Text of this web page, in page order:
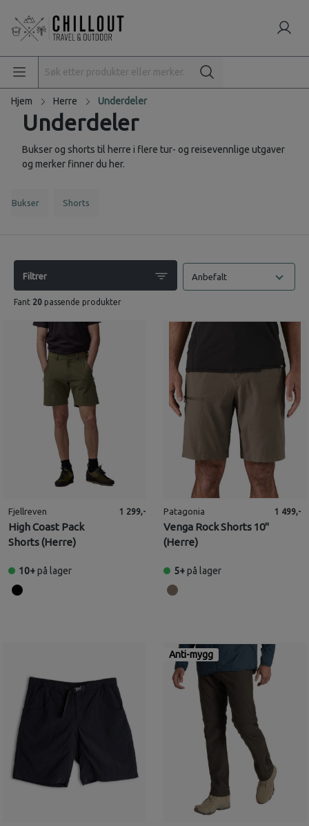
Hjem Herre Underdeler
Underdeler
Bukser og shorts til herre i flere tur- og reisevennlige utgaver
og merker finner du her.
Bukser Shorts
Filtrer Anbefalt
Fant 20 passende produkter
Fjellreven
High Coast Pack
Shorts (Herre)
1 299,-
10+på lager
Patagonia
Venga Rock Shorts 10"
(Herre)
1 499,-
5+på lager
Anti-mygg